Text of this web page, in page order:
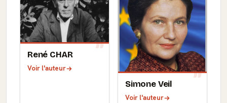
René CHAR
Voir l'auteur
Simone Veil
Voir l'auteur